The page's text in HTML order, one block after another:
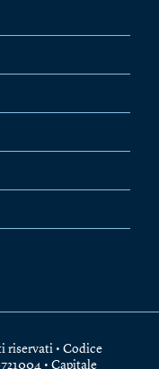
riservati • Codice
• Capitale